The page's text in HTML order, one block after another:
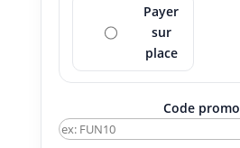
Payer
sur
place
Code promo